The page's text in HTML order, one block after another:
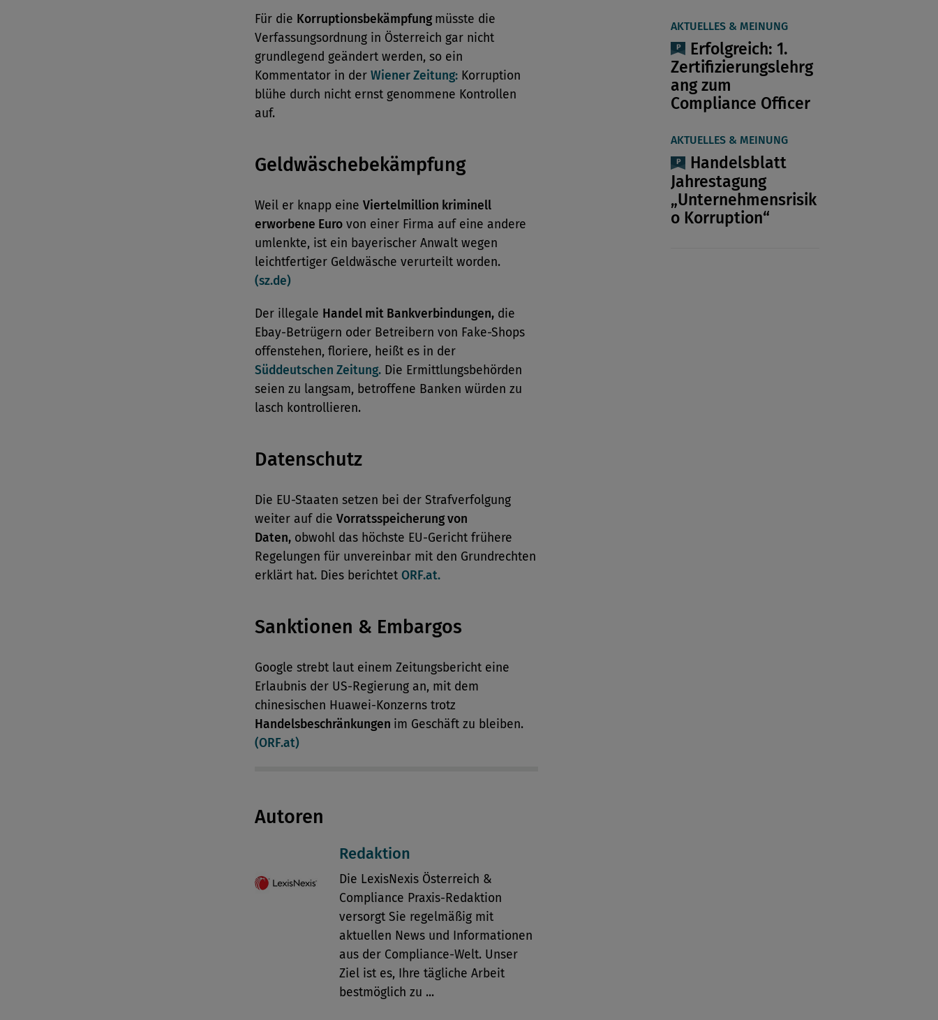
Für die Korruptionsbekämpfungmüsste die
Verfassungsordnung in Österreich gar nicht
grundlegend geändert werden, so ein
Kommentator in der Wiener Zeitung: Korruption
blühe durch nicht ernst genommene Kontrollen
auf.
Geldwäschebekämpfung
Weil er knapp eine Viertelmillion kriminell
erworbene Euro von einer Firma auf eine andere
umlenkte, ist ein bayerischer Anwalt wegen
leichtfertiger Geldwäsche verurteilt worden.
(sz.de)
Der illegale Handel mit Bankverbindungen, die
Ebay-Betrügern oder Betreibern von Fake-Shops
offenstehen, floriere, heißt es in der
Süddeutschen Zeitung. Die Ermittlungsbehörden
seien zu langsam, betroffene Banken würden zu
lasch kontrollieren.
Datenschutz
Die EU-Staaten setzen bei der Strafverfolgung
weiter auf die Vorratsspeicherung von
Daten, obwohl das höchste EU-Gericht frühere
Regelungen für unvereinbar mit den Grundrechten
erklärt hat. Dies berichtet ORF.at.
Sanktionen & Embargos
Google strebt laut einem Zeitungsbericht eine
Erlaubnis der US-Regierung an, mit dem
chinesischen Huawei-Konzerns trotz
Handelsbeschränkungen im Geschäft zu bleiben.
(ORF.at)
Autoren
Redaktion
Die LexisNexis Österreich &
Compliance Praxis-Redaktion
versorgt Sie regelmäßig mit
aktuellen News und Informationen
aus der Compliance-Welt. Unser
Ziel ist es, Ihre tägliche Arbeit
bestmöglich zu ...
AKTUELLES & MEINUNG
Erfolgreich: 1.
Zertifizierungslehrg
ang zum
Compliance Officer
AKTUELLES & MEINUNG
Handelsblatt
Jahrestagung
„Unternehmensrisik
o Korruption“